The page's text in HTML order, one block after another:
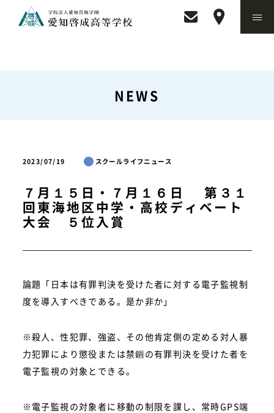
NEWS
2023/07/19 スクールライフニュース
７月１５日・７月１６日 第３１
回東海地区中学・高校ディベート
大会 ５位入賞
論題「日本は有罪判決を受けた者に対する電子監視制
度を導入すべきである。是か非か」
※殺人、性犯罪、強盗、その他肯定側の定める対人暴
力犯罪により懲役または禁錮の有罪判決を受けた者を
電子監視の対象とできる。
※電子監視の対象者に移動の制限を課し、常時GPS端